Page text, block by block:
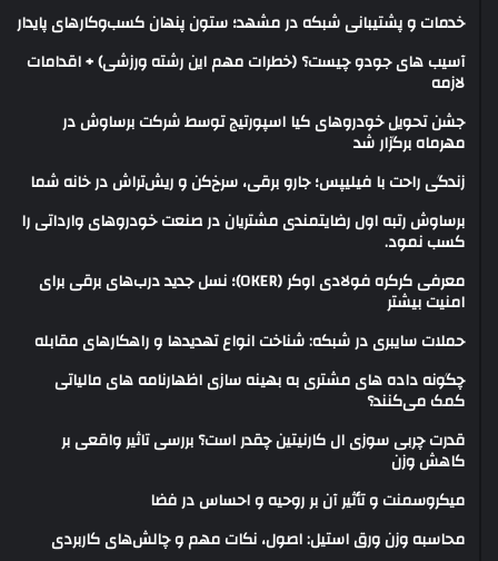
خدمات و پشتیبانی شبکه در مشهد؛ ستون پنهان کسب‌وکارهای پایدار
آسیب های جودو چیست؟ (خطرات مهم این رشته ورزشی) + اقدامات
لازمه
جشن تحویل خودروهای کیا اسپورتیج توسط شرکت برساوش در
مهرماه برگزار شد
زندگی راحت با فیلیپس؛ جارو برقی، سرخ‌کن و ریش‌تراش در خانه شما
برساوش رتبه اول رضایتمندی مشتریان در صنعت خودروهای وارداتی را
کسب نمود.
معرفی کرکره فولادی اوکر (OKER)؛ نسل جدید درب‌های برقی برای
امنیت بیشتر
حملات سایبری در شبکه: شناخت انواع تهدیدها و راهکارهای مقابله
چگونه داده های مشتری به بهینه سازی اظهارنامه های مالیاتی
کمک می‌کنند؟
قدرت چربی سوزی ال کارنیتین چقدر است؟ بررسی تاثیر واقعی بر
کاهش وزن
میکروسمنت و تأثیر آن بر روحیه و احساس در فضا
محاسبه وزن ورق استیل: اصول، نکات مهم و چالش‌های کاربردی